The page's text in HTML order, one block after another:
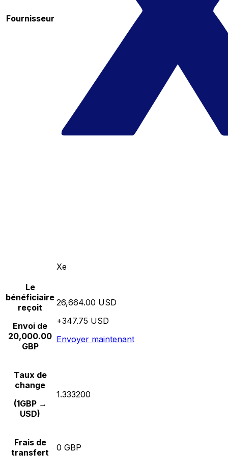
Fournisseur
Xe
Le
bénéficiaire
reçoit
Envoi de
20,000.00
GBP
26,664.00 USD
+347.75 USD
Envoyer maintenant
Taux de
change
(1GBP →
USD)
1.333200
Frais de
transfert
0 GBP